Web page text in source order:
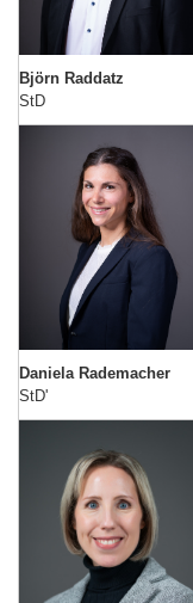
Björn Raddatz
StD
Daniela Rademacher
StD'